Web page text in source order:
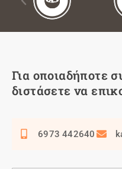
Για οποιαδήποτε
διστάσετε να
6973 442640